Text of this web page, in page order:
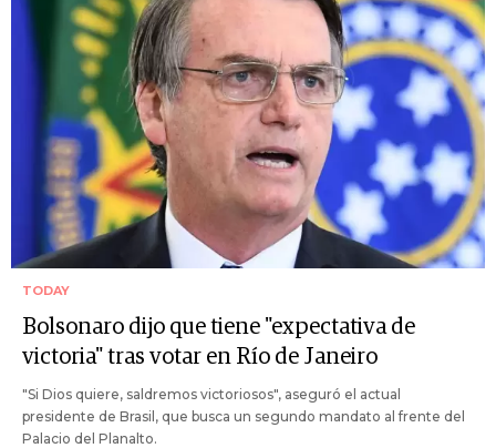
TODAY
Bolsonaro dijo que tiene "expectativa de
victoria" tras votar en Río de Janeiro
"Si Dios quiere, saldremos victoriosos", aseguró el actual
presidente de Brasil, que busca un segundo mandato al frente del
Palacio del Planalto.